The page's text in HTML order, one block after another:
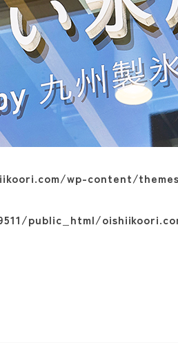
wp-content/
public_html/